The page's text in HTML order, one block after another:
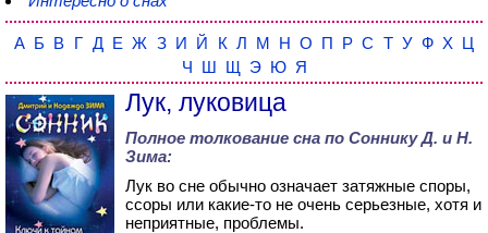
А Б В Г Д Е Ж З И Й К Л М Н О П Р С Т У Ф Х Ц
Ч Ш Щ Э Ю Я
Лук, луковица
Полное толкование сна по Соннику Д. и Н.
Зима:
Лук во сне обычно означает затяжные споры,
ссоры или какие-то не очень серьезные, хотя и
неприятные, проблемы.